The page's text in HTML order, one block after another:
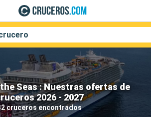
Seas : Nuestras ofertas de
2026 - 2027
cruceros encontrados